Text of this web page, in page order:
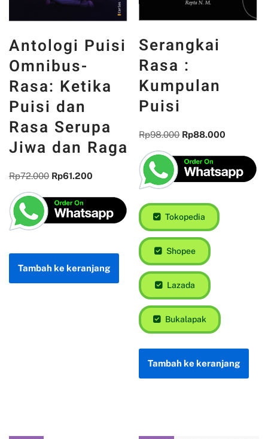
Antologi Puisi
Omnibus-
Rasa: Ketika
Puisi dan
Rasa Serupa
Jiwa dan Raga
Rp72.000 Rp61.200
Tambah ke keranjang
Serangkai
Rasa :
Kumpulan
Puisi
Rp98.000 Rp88.000
Tokopedia
Shopee
Lazada
Bukalapak
Tambah ke keranjang